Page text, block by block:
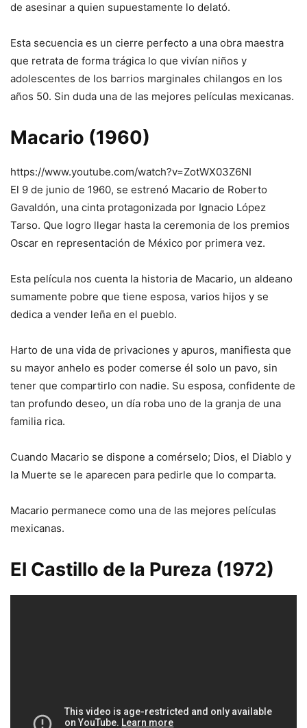
de asesinar a quien supuestamente lo delató.
Esta secuencia es un cierre perfecto a una obra maestra
que retrata de forma trágica lo que vivían niños y
adolescentes de los barrios marginales chilangos en los
años 50. Sin duda una de las mejores películas mexicanas.
Macario (1960)
https://www.youtube.com/watch?v=ZotWX03Z6NI
El 9 de junio de 1960, se estrenó Macario de Roberto
Gavaldón, una cinta protagonizada por Ignacio López
Tarso. Que logro llegar hasta la ceremonia de los premios
Oscar en representación de México por primera vez.
Esta película nos cuenta la historia de Macario, un aldeano
sumamente pobre que tiene esposa, varios hijos y se
dedica a vender leña en el pueblo.
Harto de una vida de privaciones y apuros, manifiesta que
su mayor anhelo es poder comerse él solo un pavo, sin
tener que compartirlo con nadie. Su esposa, confidente de
tan profundo deseo, un día roba uno de la granja de una
familia rica.
Cuando Macario se dispone a comérselo; Dios, el Diablo y
la Muerte se le aparecen para pedirle que lo comparta.
Macario permanece como una de las mejores películas
mexicanas.
El Castillo de la Pureza (1972)